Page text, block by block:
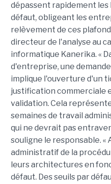
dépassent rapidement les
défaut, obligeant les
relèvement de ces
directeur de l'analyse au
informatique Kanerika. «
d'entreprise, une
implique l'ouverture d'un
justification commerciale
validation. Cela
semaines de travail
qui ne devrait pas
souligne le responsable. «
administratif de la
leurs architectures en
défaut. Des seuils par